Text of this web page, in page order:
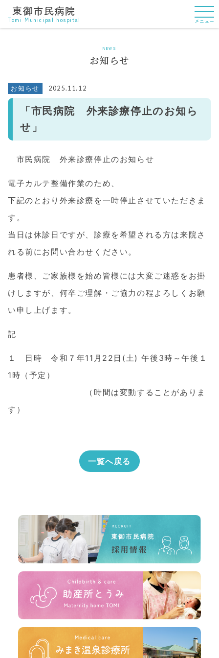
東御市民病院
Tomi Municipal hospital メニュー
NEWS
お知らせ
お知らせ 2025.11.12
「市民病院 外来診療停止のお知ら
せ」
市民病院 外来診療停止のお知らせ
電子カルテ整備作業のため、
下記のとおり外来診療を一時停止させていただきま
す。
当日は休診日ですが、診療を希望される方は来院さ
れる前にお問い合わせください。
患者様、ご家族様を始め皆様には大変ご迷惑をお掛
けしますが、何卒ご理解・ご協力の程よろしくお願
い申し上げます。
記
１ 日時 令和７年11月22日(土) 午後3時～午後１
1時（予定）
（時間は変動することがありま
す）
一覧へ戻る